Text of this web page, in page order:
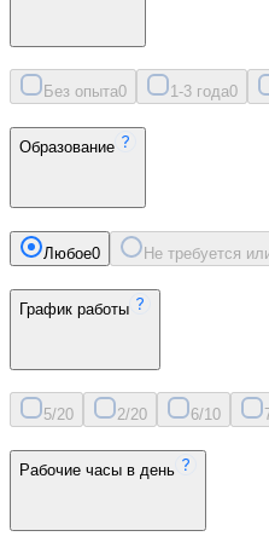
Без опыта0 1-3 года0
Образование
Любое0 Не требуется
График работы
5/20 2/20 6/10
Рабочие часы в день